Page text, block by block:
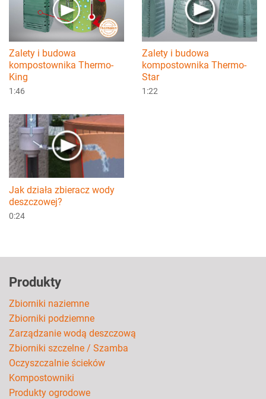
Zalety i budowa
kompostownika Thermo-
King
1:46
Zalety i budowa
kompostownika Thermo-
Star
1:22
Jak działa zbieracz wody
deszczowej?
0:24
Produkty
Zbiorniki naziemne
Zbiorniki podziemne
Zarządzanie wodą deszczową
Zbiorniki szczelne / Szamba
Oczyszczalnie ścieków
Kompostowniki
Produkty ogrodowe